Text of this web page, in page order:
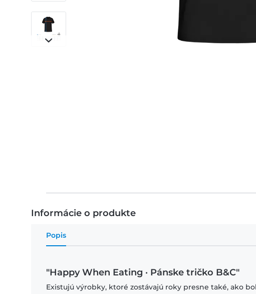
Informácie o produkte
Popis
"Happy When Eating · Pánske tričko B&C"
Existujú výrobky, ktoré zostávajú roky presne také, ako